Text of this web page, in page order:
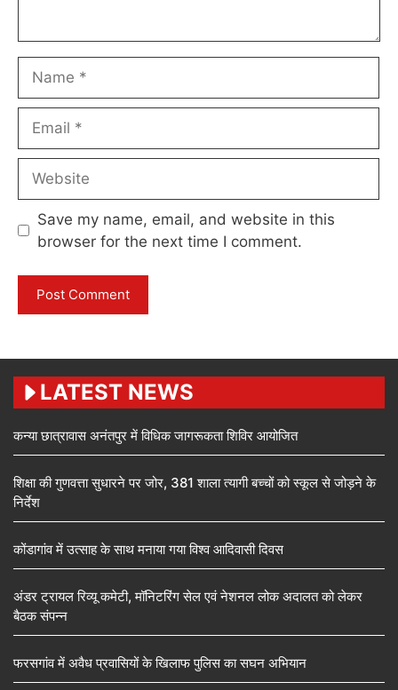
Save my name, email, and website in this
browser for the next time I comment.
LATEST NEWS
कन्या छात्रावास अनंतपुर में विधिक जागरूकता शिविर आयोजित
शिक्षा की गुणवत्ता सुधारने पर जोर, 381 शाला त्यागी बच्चों को स्कूल से जोड़ने के
निर्देश
कोंडागांव में उत्साह के साथ मनाया गया विश्व आदिवासी दिवस
अंडर ट्रायल रिव्यू कमेटी, मॉनिटरिंग सेल एवं नेशनल लोक अदालत को लेकर
बैठक संपन्न
फरसगांव में अवैध प्रवासियों के खिलाफ पुलिस का सघन अभियान